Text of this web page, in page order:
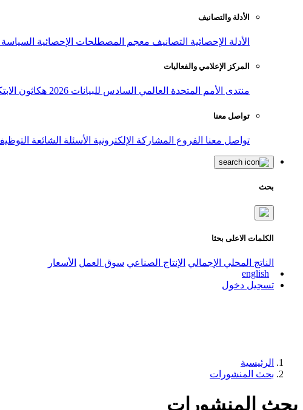
الأدلة والتصانيف
الأدلة الإحصائية التصانيف معجم المصطلحات الإحصائية السياسة
المركز الإعلامي والفعاليات
منتدى الأمم المتحدة العالمي السادس للبيانات 2026 هكاثون
تواصل معنا
تواصل معنا الفروع المشاركة الإلكترونية الأسئلة الشائعة
بحث
الكلمات الاعلى بحثا
الناتج المحلي الإجمالي الإنتاج الصناعي سوق العمل الأسعار
english
تسجيل دخول
الرئيسية
بحث المنشورات
بحث المنشورات